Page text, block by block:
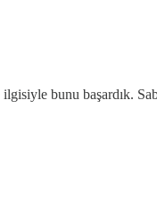
bunu başardık.